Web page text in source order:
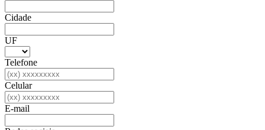
Cidade
UF
Telefone
Celular
E-mail